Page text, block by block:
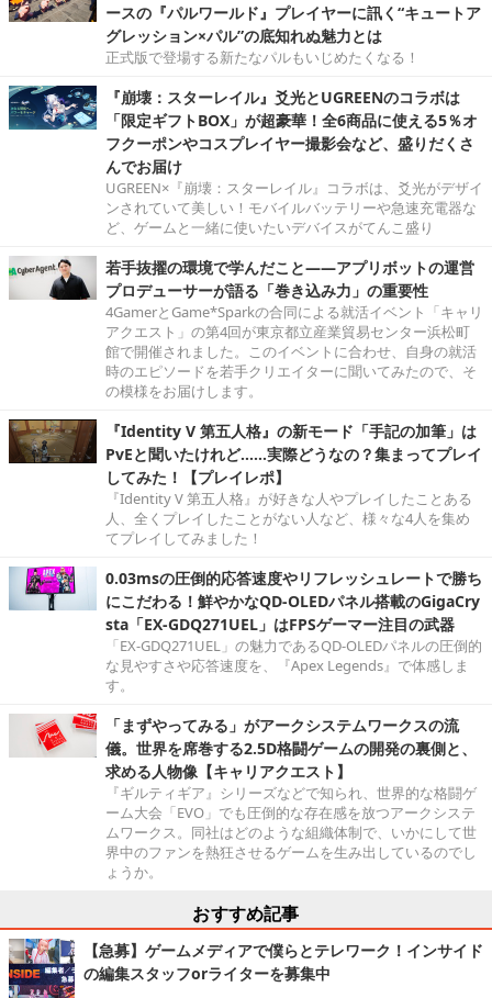
ースの『パルワールド』プレイヤーに訊く“キュートア
グレッション×パル”の底知れぬ魅力とは
正式版で登場する新たなパルもいじめたくなる！
『崩壊：スターレイル』爻光とUGREENのコラボは
「限定ギフトBOX」が超豪華！全6商品に使える5％オ
フクーポンやコスプレイヤー撮影会など、盛りだくさ
んでお届け
UGREEN×『崩壊：スターレイル』コラボは、爻光がデザイ
ンされていて美しい！モバイルバッテリーや急速充電器な
ど、ゲームと一緒に使いたいデバイスがてんこ盛り
若手抜擢の環境で学んだこと――アプリボットの運営
プロデューサーが語る「巻き込み力」の重要性
4GamerとGame*Sparkの合同による就活イベント「キャリ
アクエスト」の第4回が東京都立産業貿易センター浜松町
館で開催されました。このイベントに合わせ、自身の就活
時のエピソードを若手クリエイターに聞いてみたので、そ
の模様をお届けします。
『Identity V 第五人格』の新モード「手記の加筆」は
PvEと聞いたけれど……実際どうなの？集まってプレイ
してみた！【プレイレポ】
『Identity V 第五人格』が好きな人やプレイしたことある
人、全くプレイしたことがない人など、様々な4人を集め
てプレイしてみました！
0.03msの圧倒的応答速度やリフレッシュレートで勝ち
にこだわる！鮮やかなQD-OLEDパネル搭載のGigaCry
sta「EX-GDQ271UEL」はFPSゲーマー注目の武器
「EX-GDQ271UEL」の魅力であるQD-OLEDパネルの圧倒的
な見やすさや応答速度を、『Apex Legends』で体感しま
す。
「まずやってみる」がアークシステムワークスの流
儀。世界を席巻する2.5D格闘ゲームの開発の裏側と、
求める人物像【キャリアクエスト】
『ギルティギア』シリーズなどで知られ、世界的な格闘ゲ
ーム大会「EVO」でも圧倒的な存在感を放つアークシステ
ムワークス。同社はどのような組織体制で、いかにして世
界中のファンを熱狂させるゲームを生み出しているのでし
ょうか。
おすすめ記事
【急募】ゲームメディアで僕らとテレワーク！インサイド
の編集スタッフorライターを募集中